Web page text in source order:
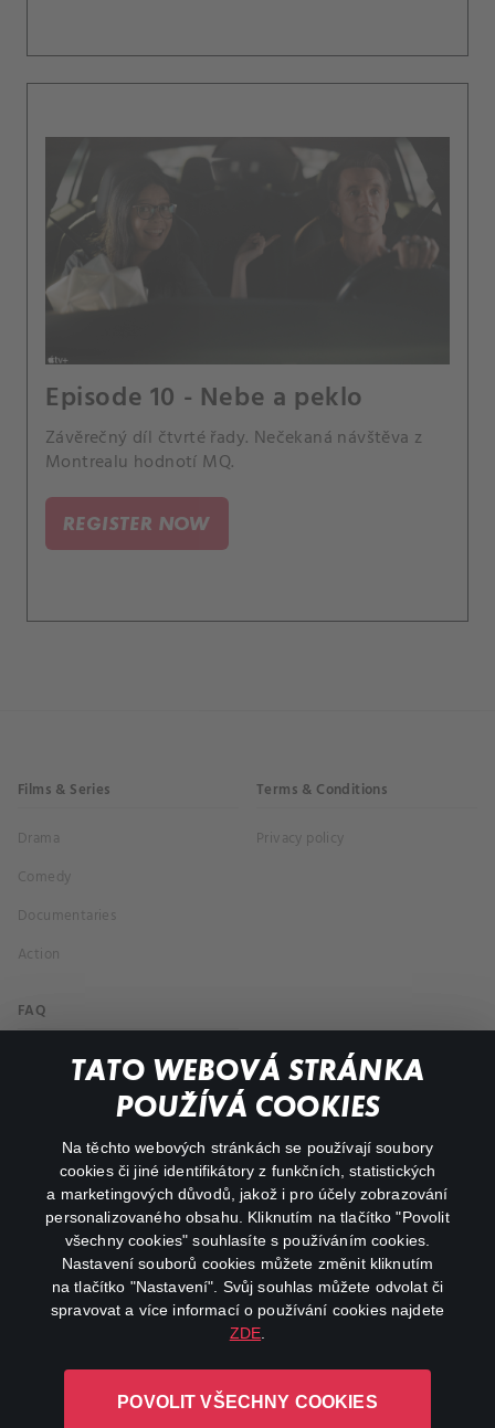
TATO WEBOVÁ STRÁNKA
POUŽÍVÁ COOKIES
Na těchto webových stránkách se používají soubory
cookies či jiné identifikátory z funkčních, statistických
a marketingových důvodů, jakož i pro účely zobrazování
personalizovaného obsahu. Kliknutím na tlačítko "Povolit
všechny cookies" souhlasíte s používáním cookies.
Nastavení souborů cookies můžete změnit kliknutím
na tlačítko "Nastavení". Svůj souhlas můžete odvolat či
spravovat a více informací o používání cookies najdete
ZDE
POVOLIT VŠECHNY COOKIES
Episode 10 - Nebe a peklo
Závěrečný díl čtvrté řady. Nečekaná návštěva z
Montrealu hodnotí MQ.
REGISTER NOW
Films & Series
Drama
Comedy
Documentaries
Action
Terms & Conditions
Privacy policy
FAQ
My profile
facebookinstagram
youtube
L-1246 Luxembourg R.C.S.